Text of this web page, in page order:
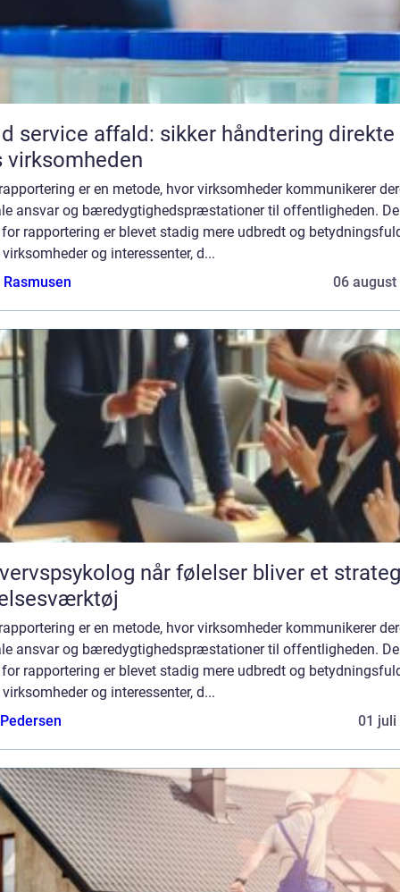
service affald: sikker håndtering direkte
virksomheden
er en metode, hvor virksomheder kommunikerer
ansvar og bæredygtighedspræstationer til offentligheden.
rapportering er blevet stadig mere udbredt og
og interessenter, d...
06 august
når følelser bliver et strategisk
er en metode, hvor virksomheder kommunikerer
ansvar og bæredygtighedspræstationer til offentligheden.
rapportering er blevet stadig mere udbredt og
og interessenter, d...
01 juli